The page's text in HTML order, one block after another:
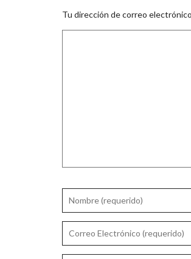
Tu dirección de correo